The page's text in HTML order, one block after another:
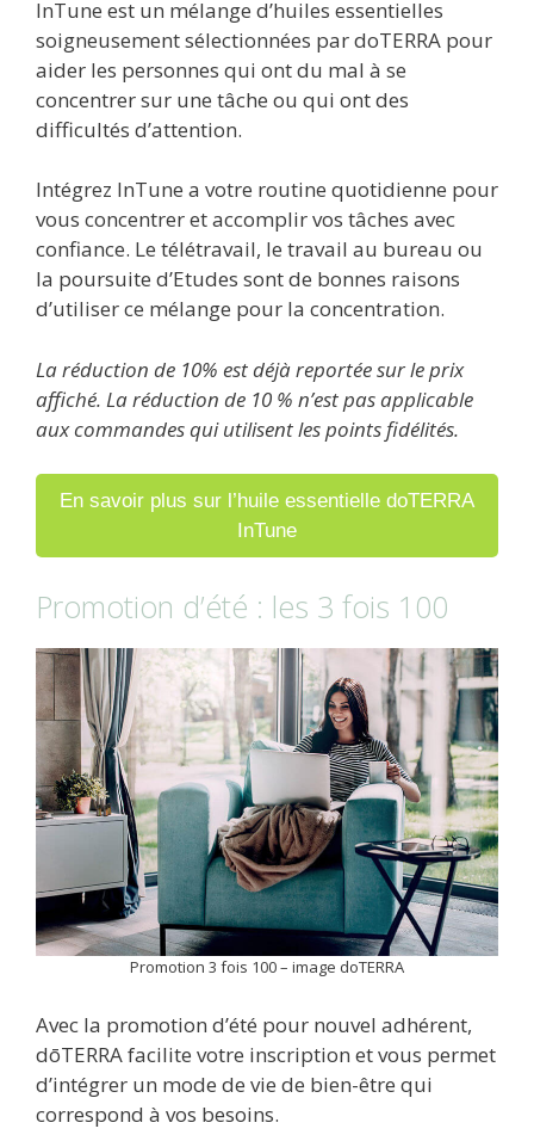
InTune est un mélange d’huiles essentielles
soigneusement sélectionnées par doTERRA pour
aider les personnes qui ont du mal à se
concentrer sur une tâche ou qui ont des
difficultés d’attention.
Intégrez InTune a votre routine quotidienne pour
vous concentrer et accomplir vos tâches avec
confiance. Le télétravail, le travail au bureau ou
la poursuite d’Etudes sont de bonnes raisons
d’utiliser ce mélange pour la concentration.
La réduction de 10% est déjà reportée sur le prix
affiché. La réduction de 10 % n’est pas applicable
aux commandes qui utilisent les points fidélités.
En savoir plus sur l’huile essentielle doTERRA
InTune
Promotion d’été : les 3 fois 100
Promotion 3 fois 100 – image doTERRA
Avec la promotion d’été pour nouvel adhérent,
dōTERRA facilite votre inscription et vous permet
d’intégrer un mode de vie de bien-être qui
correspond à vos besoins.